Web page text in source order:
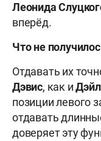
Леонида
вперёд.
Что не
Отдавать их
Дэвис, как и
позиции левого
отдавать
доверяет эту